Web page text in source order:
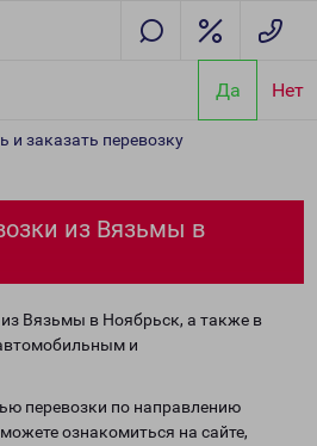
Да Нет
и заказать перевозку
из Вязьмы в
Вязьмы в Ноябрьск, а также в
и
перевозки по направлению
ознакомиться на сайте,